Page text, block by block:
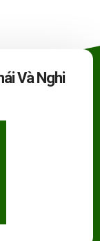
Và Nghi